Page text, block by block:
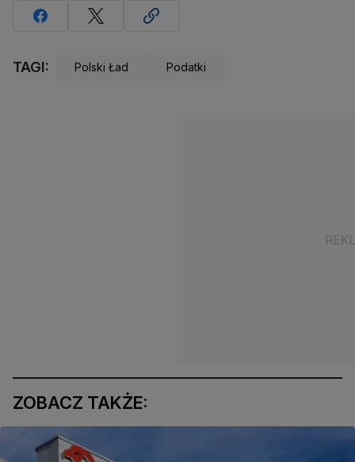
TAGI: Polski Ład Podatki
ZOBACZ TAKŻE: